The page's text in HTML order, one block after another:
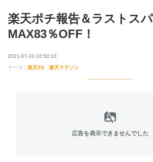
楽天ポチ報告＆ラストス
MAX83％OFF！
2021-07-10 10:50:10
テーマ： 楽天SS 楽天マラソン
広告を表示できませんでした